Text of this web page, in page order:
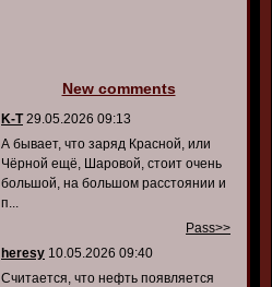
New comments
K-T29.05.2026 09:13
А бывает, что заряд Красной, или
Чёрной ещё, Шаровой, стоит очень
большой, на большом расстоянии и
п...
Pass>>
heresy 10.05.2026 09:40
Считается, что нефть появляется